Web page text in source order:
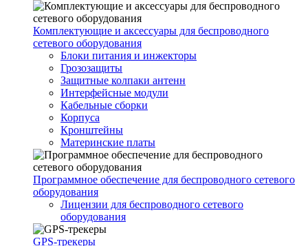
Комплектующие и аксессуары для беспроводного
сетевого оборудования
Блоки питания и инжекторы
Грозозащиты
Защитные колпаки антенн
Интерфейсные модули
Кабельные сборки
Корпуса
Кронштейны
Материнские платы
Программное обеспечение для беспроводного сетевого
оборудования
Лицензии для беспроводного сетевого
оборудования
GPS-трекеры